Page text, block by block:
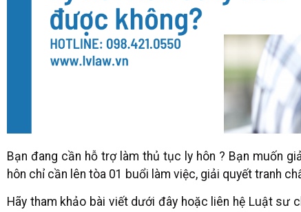
Bạn đang cần hỗ trợ làm thủ tục ly hôn ? Bạn muốn
hôn chỉ cần lên tòa 01 buổi làm việc, giải quyết tranh
Hãy tham khảo bài viết dưới đây hoặc liên hệ Luật sư